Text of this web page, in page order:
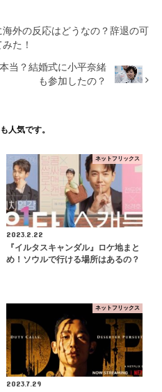
外の反応はどうなの？辞退の可
た！
当？結婚式に小平奈緒
も参加したの？
人気です。
ネットフリックス
2023.2.22
『イルタスキャンダル』ロケ地まと
め！ソウルで行ける場所はあるの？
ネットフリックス
2023.7.29